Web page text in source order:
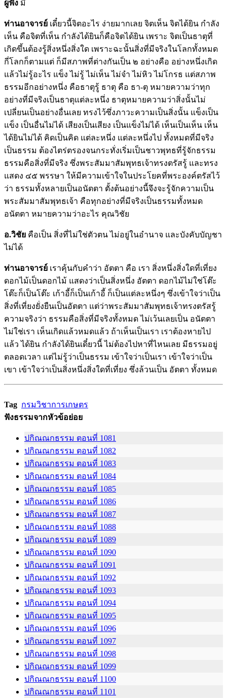
ผู้ฟัง มี
ท่านอาจารย์ เดี๋ยวนี้จิตอะไร ง่ายมากเลย จิตเห็น จิตได้ยิน กำลัง
เห็น คือจิตที่เห็น กำลังได้ยินก็คือจิตได้ยิน เพราะ จิตเป็นธาตุที่
เกิดขึ้นต้องรู้สิ่งหนึ่งสิ่งใด เพราะฉะนั้นสิ่งที่มีจริงในโลกทั้งหมด
กี่โลกก็ตามแต่ ก็มีสภาพที่ต่างกันเป็น ๒ อย่างคือ อย่างหนึ่งเกิด
แล้วไม่รู้อะไร แข็ง ไม่รู้ ไม่เห็น ไม่จำ ไม่หิว ไม่โกรธ แต่สภาพ
ธรรมอีกอย่างหนึ่ง คือธาตุรู้ ธาตุ คือ ธา-ตุ หมายความว่าทุก
อย่างที่มีจริงเป็นธาตุแต่ละหนึ่ง ธาตุหมายความว่าสิ่งนั้นไม่
เปลี่ยนเป็นอย่างอื่นเลย ทรงไว้ซึ่งภาวะความเป็นสิ่งนั้น แข็งเป็น
แข็ง เป็นอื่นไม่ได้ เสียงเป็นเสียง เป็นแข็งไม่ได้ เห็นเป็นเห็น เห็น
ได้ยินไม่ได้ คิดเป็นคิด แต่ละหนึ่ง แต่ละหนึ่งไป ทั้งหมดที่มีจริง
เป็นธรรม ต้องไตร่ตรองจนกระทั่งเริ่มเป็นชาวพุทธที่รู้จักธรรม
ธรรมคือสิ่งที่มีจริง ซึ่งพระสัมมาสัมพุทธเจ้าทรงตรัสรู้ และทรง
แสดง ๔๕ พรรษา ให้มีความเข้าใจในประโยคที่พระองค์ตรัสไว้
ว่า ธรรมทั้งหลายเป็นอนัตตา ตั้งต้นอย่างนี้จึงจะรู้จักความเป็น
พระสัมมาสัมพุทธเจ้า คือทุกอย่างที่มีจริงเป็นธรรมทั้งหมด
อนัตตา หมายความว่าอะไร คุณวิชัย
อ.วิชัย คือเป็น สิ่งที่ไม่ใช่ตัวตน ไม่อยู่ในอำนาจ และบังคับบัญชา
ไม่ได้
ท่านอาจารย์ เราคุ้นกับคำว่า อัตตา คือ เรา สิ่งหนึ่งสิ่งใดที่เที่ยง
ดอกไม้เป็นดอกไม้ แสดงว่าเป็นสิ่งหนึ่ง อัตตา ดอกไม้ไม่ใช่โต๊ะ
โต๊ะก็เป็นโต๊ะ เก้าอี้ก็เป็นเก้าอี้ ก็เป็นแต่ละหนึ่งๆ ซึ่งเข้าใจว่าเป็น
สิ่งที่เที่ยงยั่งยืนเป็นอัตตา แต่ว่าพระสัมมาสัมพุทธเจ้าทรงตรัสรู้
ความจริงว่า ธรรมคือสิ่งที่มีจริงทั้งหมด ไม่เว้นเลยเป็น อนัตตา
ไม่ใช่เรา เห็นเกิดแล้วหมดแล้ว ถ้าเห็นเป็นเรา เราต้องหายไป
แล้ว ได้ยิน กำลังได้ยินเดี๋ยวนี้ ไม่ต้องไปหาที่ไหนเลย มีธรรมอยู่
ตลอดเวลา แต่ไม่รู้ว่าเป็นธรรม เข้าใจว่าเป็นเรา เข้าใจว่าเป็น
เขา เข้าใจว่าเป็นสิ่งหนึ่งสิ่งใดที่เที่ยง ซึ่งล้วนเป็น อัตตา ทั้งหมด
Tag กรมวิชาการเกษตร
ฟังธรรมจากหัวข้อย่อย
ปกิณณกธรรม ตอนที่ 1081
ปกิณณกธรรม ตอนที่ 1082
ปกิณณกธรรม ตอนที่ 1083
ปกิณณกธรรม ตอนที่ 1084
ปกิณณกธรรม ตอนที่ 1085
ปกิณณกธรรม ตอนที่ 1086
ปกิณณกธรรม ตอนที่ 1087
ปกิณณกธรรม ตอนที่ 1088
ปกิณณกธรรม ตอนที่ 1089
ปกิณณกธรรม ตอนที่ 1090
ปกิณณกธรรม ตอนที่ 1091
ปกิณณกธรรม ตอนที่ 1092
ปกิณณกธรรม ตอนที่ 1093
ปกิณณกธรรม ตอนที่ 1094
ปกิณณกธรรม ตอนที่ 1095
ปกิณณกธรรม ตอนที่ 1096
ปกิณณกธรรม ตอนที่ 1097
ปกิณณกธรรม ตอนที่ 1098
ปกิณณกธรรม ตอนที่ 1099
ปกิณณกธรรม ตอนที่ 1100
ปกิณณกธรรม ตอนที่ 1101